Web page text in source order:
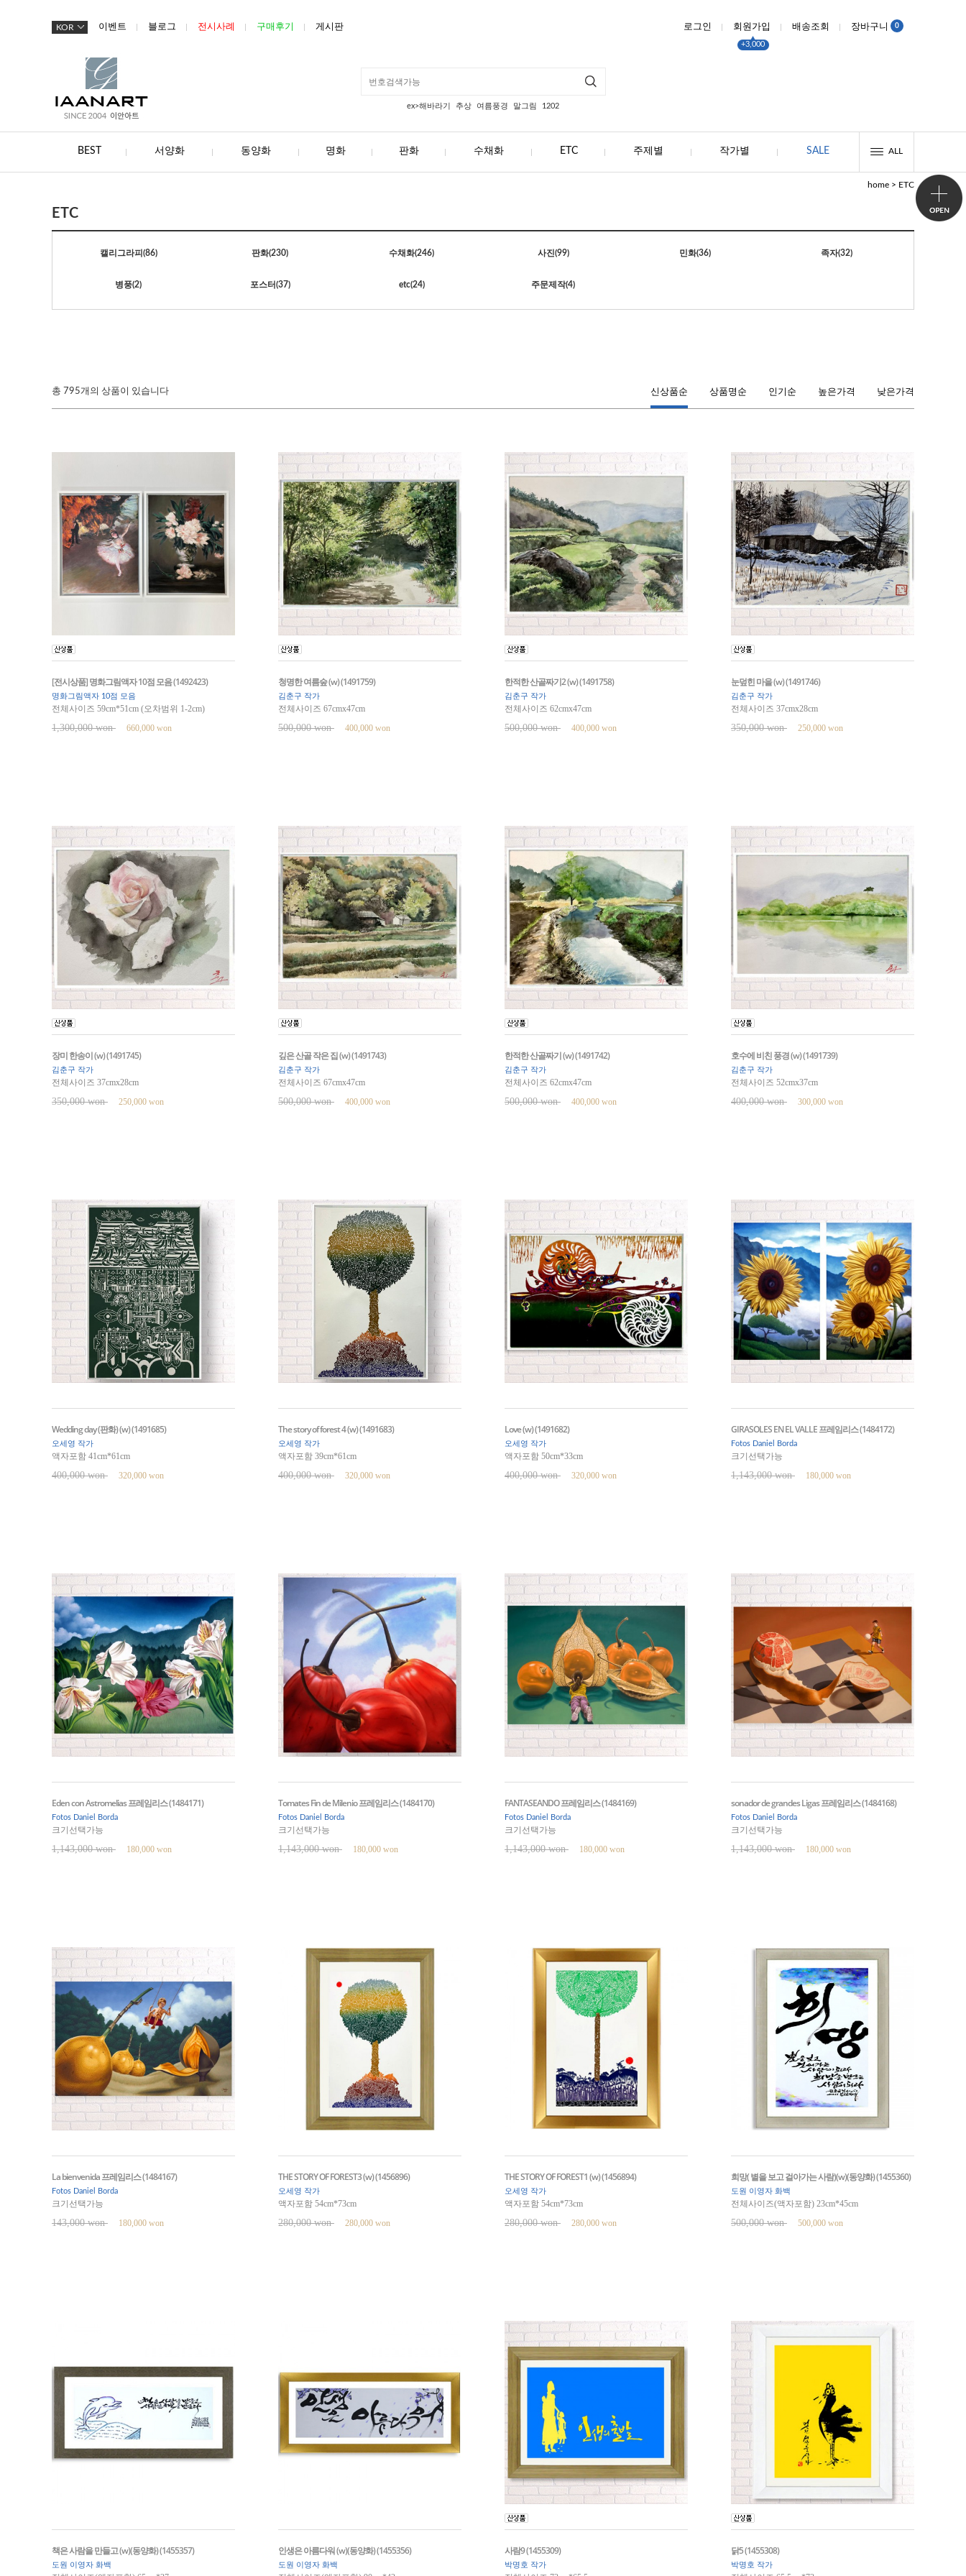
KOR 이벤트 블로그 전시사례 구매후기 게시판 로그인 회원가입
+3,000
배송조회 장바구니 0
ex>해바라기 추상 여름풍경 말그림 1202
BEST 서양화 동양화 명화 판화 수채화 ETC 주제별 작가별 SALE ALL
home > ETC
ETC
캘리그라피 (86) 판화(230) 수채화(246) 사진(99) 민화(36) 족자(32)
병풍(2) 포스터(37) etc(24) 주문제작(4)
총 795개의 상품이 있습니다 신상품순 상품명순 인기순 높은가격 낮은가격
[전시상품] 명화그림액자 10점 모음 (1492423)
명화그림액자 10점 모음
전체사이즈 59cm*51cm (오차범위 1-2cm)
1,300,000 won 660,000 won
청명한 여름숲 (w) (1491759)
김춘구 작가
전체사이즈 67cmx47cm
500,000 won 400,000 won
한적한 산골짜기2 (w) (1491758)
김춘구 작가
전체사이즈 62cmx47cm
500,000 won 400,000 won
눈덮힌 마을 (w) (1491746)
김춘구 작가
전체사이즈 37cmx28cm
350,000 won 250,000 won
장미 한송이 (w) (1491745)
김춘구 작가
전체사이즈 37cmx28cm
350,000 won 250,000 won
깊은 산골 작은 집 (w) (1491743)
김춘구 작가
전체사이즈 67cmx47cm
500,000 won 400,000 won
한적한 산골짜기 (w) (1491742)
김춘구 작가
전체사이즈 62cmx47cm
500,000 won 400,000 won
호수에 비친 풍경 (w) (1491739)
김춘구 작가
전체사이즈 52cmx37cm
400,000 won 300,000 won
Wedding day (판화) (w) (1491685)
오세영 작가
액자포함 41cm*61cm
400,000 won 320,000 won
The story of forest 4 (w) (1491683)
오세영 작가
액자포함 39cm*61cm
400,000 won 320,000 won
Love (w) (1491682)
오세영 작가
액자포함 50cm*33cm
400,000 won 320,000 won
GIRASOLES EN EL VALLE 프레임리스 (1484172)
Fotos Daniel Borda
크기선택가능
1,143,000 won 180,000 won
Eden con Astromelias 프레임리스 (1484171)
Fotos Daniel Borda
크기선택가능
1,143,000 won 180,000 won
Tomates Fin de Milenio 프레임리스 (1484170)
Fotos Daniel Borda
크기선택가능
1,143,000 won 180,000 won
FANTASEANDO 프레임리스 (1484169)
Fotos Daniel Borda
크기선택가능
1,143,000 won 180,000 won
sonador de grandes Ligas 프레임리스 (1484168)
Fotos Daniel Borda
크기선택가능
1,143,000 won 180,000 won
La bienvenida 프레임리스 (1484167)
Fotos Daniel Borda
크기선택가능
143,000 won 180,000 won
THE STORY OF FOREST3 (w) (1456896)
오세영 작가
액자포함 54cm*73cm
280,000 won 280,000 won
THE STORY OF FOREST1 (w) (1456894)
오세영 작가
액자포함 54cm*73cm
280,000 won 280,000 won
희망( 별을 보고 걸아가는 사람)(w)(동양화) (1455360)
도원 이영자 화백
전체사이즈(액자포함) 23cm*45cm
500,000 won 500,000 won
책은 사람을 만들고 (w)(동양화) (1455357)
도원 이영자 화백
인생은 아름다워 (w)(동양화) (1455356)
도원 이영자 화백
사람9 (1455309)
박명호 작가
닭5 (1455308)
박명호 작가